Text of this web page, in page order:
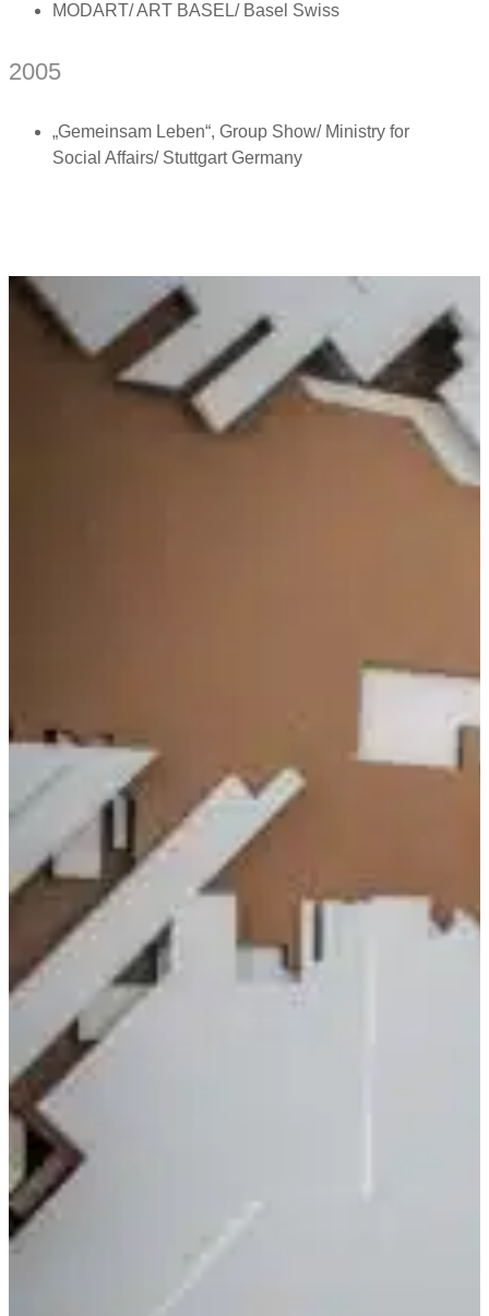
MODART/ ART BASEL/ Basel Swiss
2005
„Gemeinsam Leben“, Group Show/ Ministry for
Social Affairs/ Stuttgart Germany